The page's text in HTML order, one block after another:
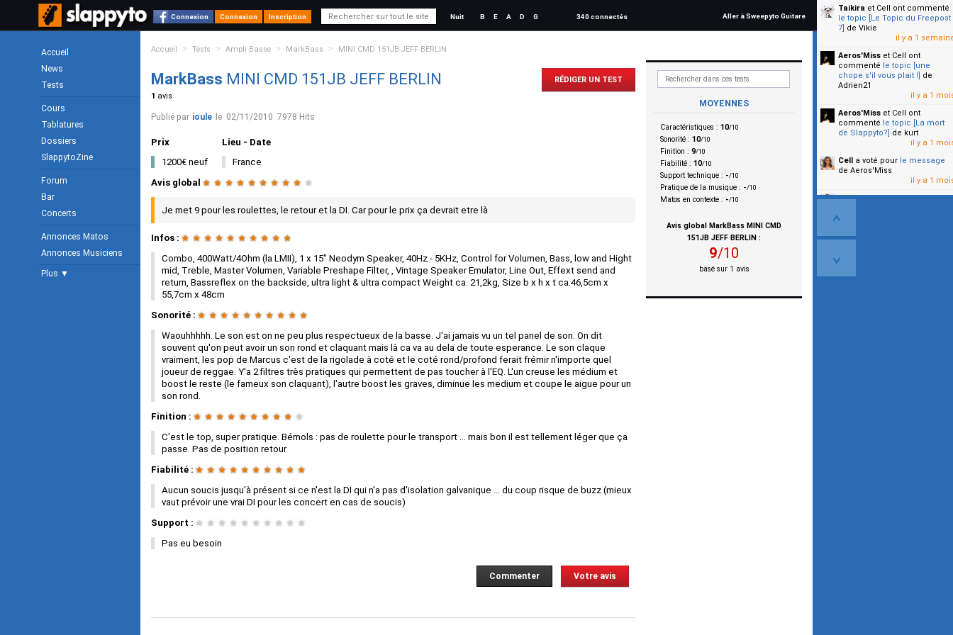
Connexion Connexion Inscription Nuit B E A D G 340 connectés Aller à Sweepyto Guitare
Accueil
News
Tests
Cours
Tablatures
Dossiers
SlappytoZine
Forum
Bar
Concerts
Annonces Matos
Annonces Musiciens
Plus ▼
Accueil > Tests > Ampli Basse > MarkBass > MINI CMD 151JB JEFF BERLIN
MarkBass MINI CMD 151JB JEFF BERLIN
1 avis
RÉDIGER UN TEST
MOYENNES
Caractéristiques : 10/10
Sonorité : 10/10
Finition : 9/10
Fiabilité : 10/10
Support technique : -/10
Pratique de la musique : -/10
Matos en contexte : -/10
Avis global MarkBass MINI CMD
151JB JEFF BERLIN :
9/10
basé sur 1 avis
Publié par ioule le 02/11/2010 7978 Hits
Prix
1200€ neuf
Lieu - Date
France
Avis global ★ ★ ★ ★ ★ ★ ★ ★ ★ ★
Je met 9 pour les roulettes, le retour et la DI. Car pour le prix ça devrait etre là
Infos : ★ ★ ★ ★ ★ ★ ★ ★ ★ ★
Combo, 400Watt/4Ohm (la LMII), 1 x 15" Neodym Speaker, 40Hz - 5KHz, Control for Volumen, Bass, low and Hight
mid, Treble, Master Volumen, Variable Preshape Filter, , Vintage Speaker Emulator, Line Out, Effext send and
return, Bassreflex on the backside, ultra light & ultra compact Weight ca. 21,2kg, Size b x h x t ca.46,5cm x
55,7cm x 48cm
Sonorité : ★ ★ ★ ★ ★ ★ ★ ★ ★ ★
Waouhhhhh. Le son est on ne peu plus respectueux de la basse. J'ai jamais vu un tel panel de son. On dit
souvent qu'on peut avoir un son rond et claquant mais là ca va au dela de toute esperance. Le son claque
vraiment, les pop de Marcus c'est de la rigolade à coté et le coté rond/profond ferait frémir n'importe quel
joueur de reggae. Y'a 2 filtres très pratiques qui permettent de pas toucher à l'EQ. L'un creuse les médium et
boost le reste (le fameux son claquant), l'autre boost les graves, diminue les medium et coupe le aigue pour un
son rond.
Finition : ★ ★ ★ ★ ★ ★ ★ ★ ★ ★
C'est le top, super pratique. Bémols : pas de roulette pour le transport ... mais bon il est tellement léger que ça
passe. Pas de position retour
Fiabilité : ★ ★ ★ ★ ★ ★ ★ ★ ★ ★
Aucun soucis jusqu'à présent si ce n'est la DI qui n'a pas d'isolation galvanique ... du coup risque de buzz (mieux
vaut prévoir une vrai DI pour les concert en cas de soucis)
Support : ★ ★ ★ ★ ★ ★ ★ ★ ★ ★
Pas eu besoin
Commenter Votre avis
Taikira et Cell ont commenté
le topic [Le Topic du Freepost
7] de Vikie
il y a 1
Aeros'Miss et Cell ont
commenté le topic [une
chope s'il vous plait !] de
Adrien21
il y a 1
Aeros'Miss et Cell ont
commenté le topic [La mort
de Slappyto?] de kurt
il y a 1
Cell a voté pour le message
de Aeros'Miss
il y a 1
Cella voté pourle message